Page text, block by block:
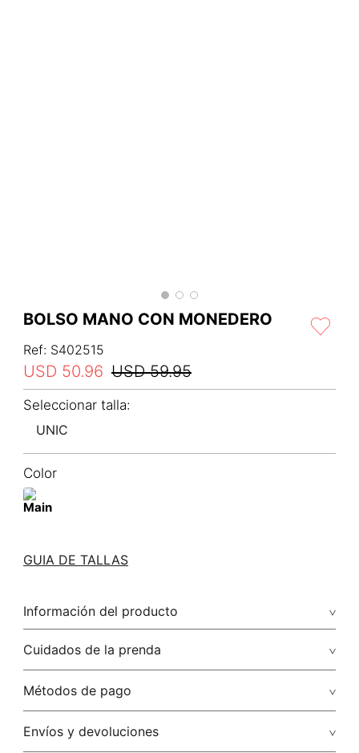
BOLSO MANO CON MONEDERO
Ref: S402515
USD 59.95
USD 50.96
UNIC
Color
GUIA DE TALLAS
Información del producto
Cuidados de la prenda
Solo quitar polvo con paño húmedo
Métodos de pago
Tarjetas de crédito: Visa, Dinners, Master Card y American
Envíos y devoluciones